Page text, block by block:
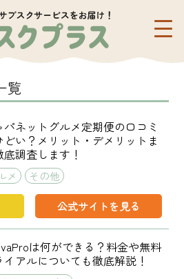
覧
パネットグルメ定期便の口コミ
どい？メリット・デメリットま
底調査します！
メ その他
公式サイトを見る
は何ができる？料金や無料
イアルについても徹底解説！